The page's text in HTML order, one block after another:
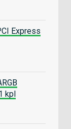
Express
kpl